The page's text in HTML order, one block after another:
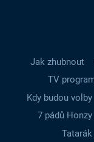
Jak zhubnout
TV
Kdy budou volby
7 pádů